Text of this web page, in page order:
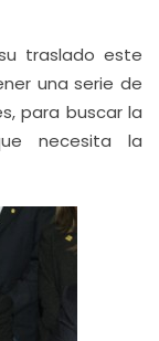
traslado este
una serie de
para buscar la
necesita la